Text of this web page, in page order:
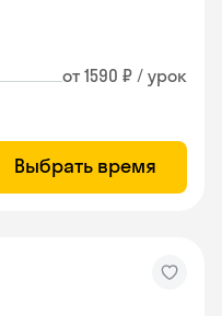
от 1590 ₽ / урок
Выбрать время